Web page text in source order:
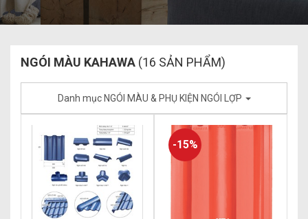
NGÓI MÀU KAHAWA (16 SẢN PHẨM)
Danh mục NGÓI MÀU & PHỤ KIỆN NGÓI LỢP
-15%